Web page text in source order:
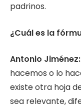
padrinos.
¿Cuál es la
Antonio Jiménez:
hacemos o lo
existe otra hoja
sea relevante,